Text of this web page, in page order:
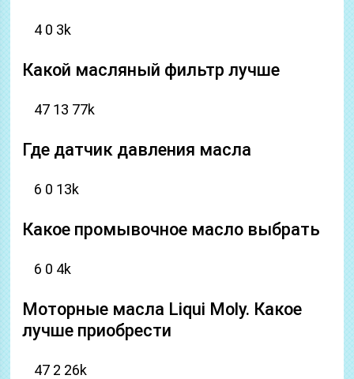
4 0 3k
Какой масляный фильтр лучше
47 13 77k
Где датчик давления масла
6 0 13k
Какое промывочное масло выбрать
6 0 4k
Моторные масла Liqui Moly. Какое
лучше приобрести
47 2 26k